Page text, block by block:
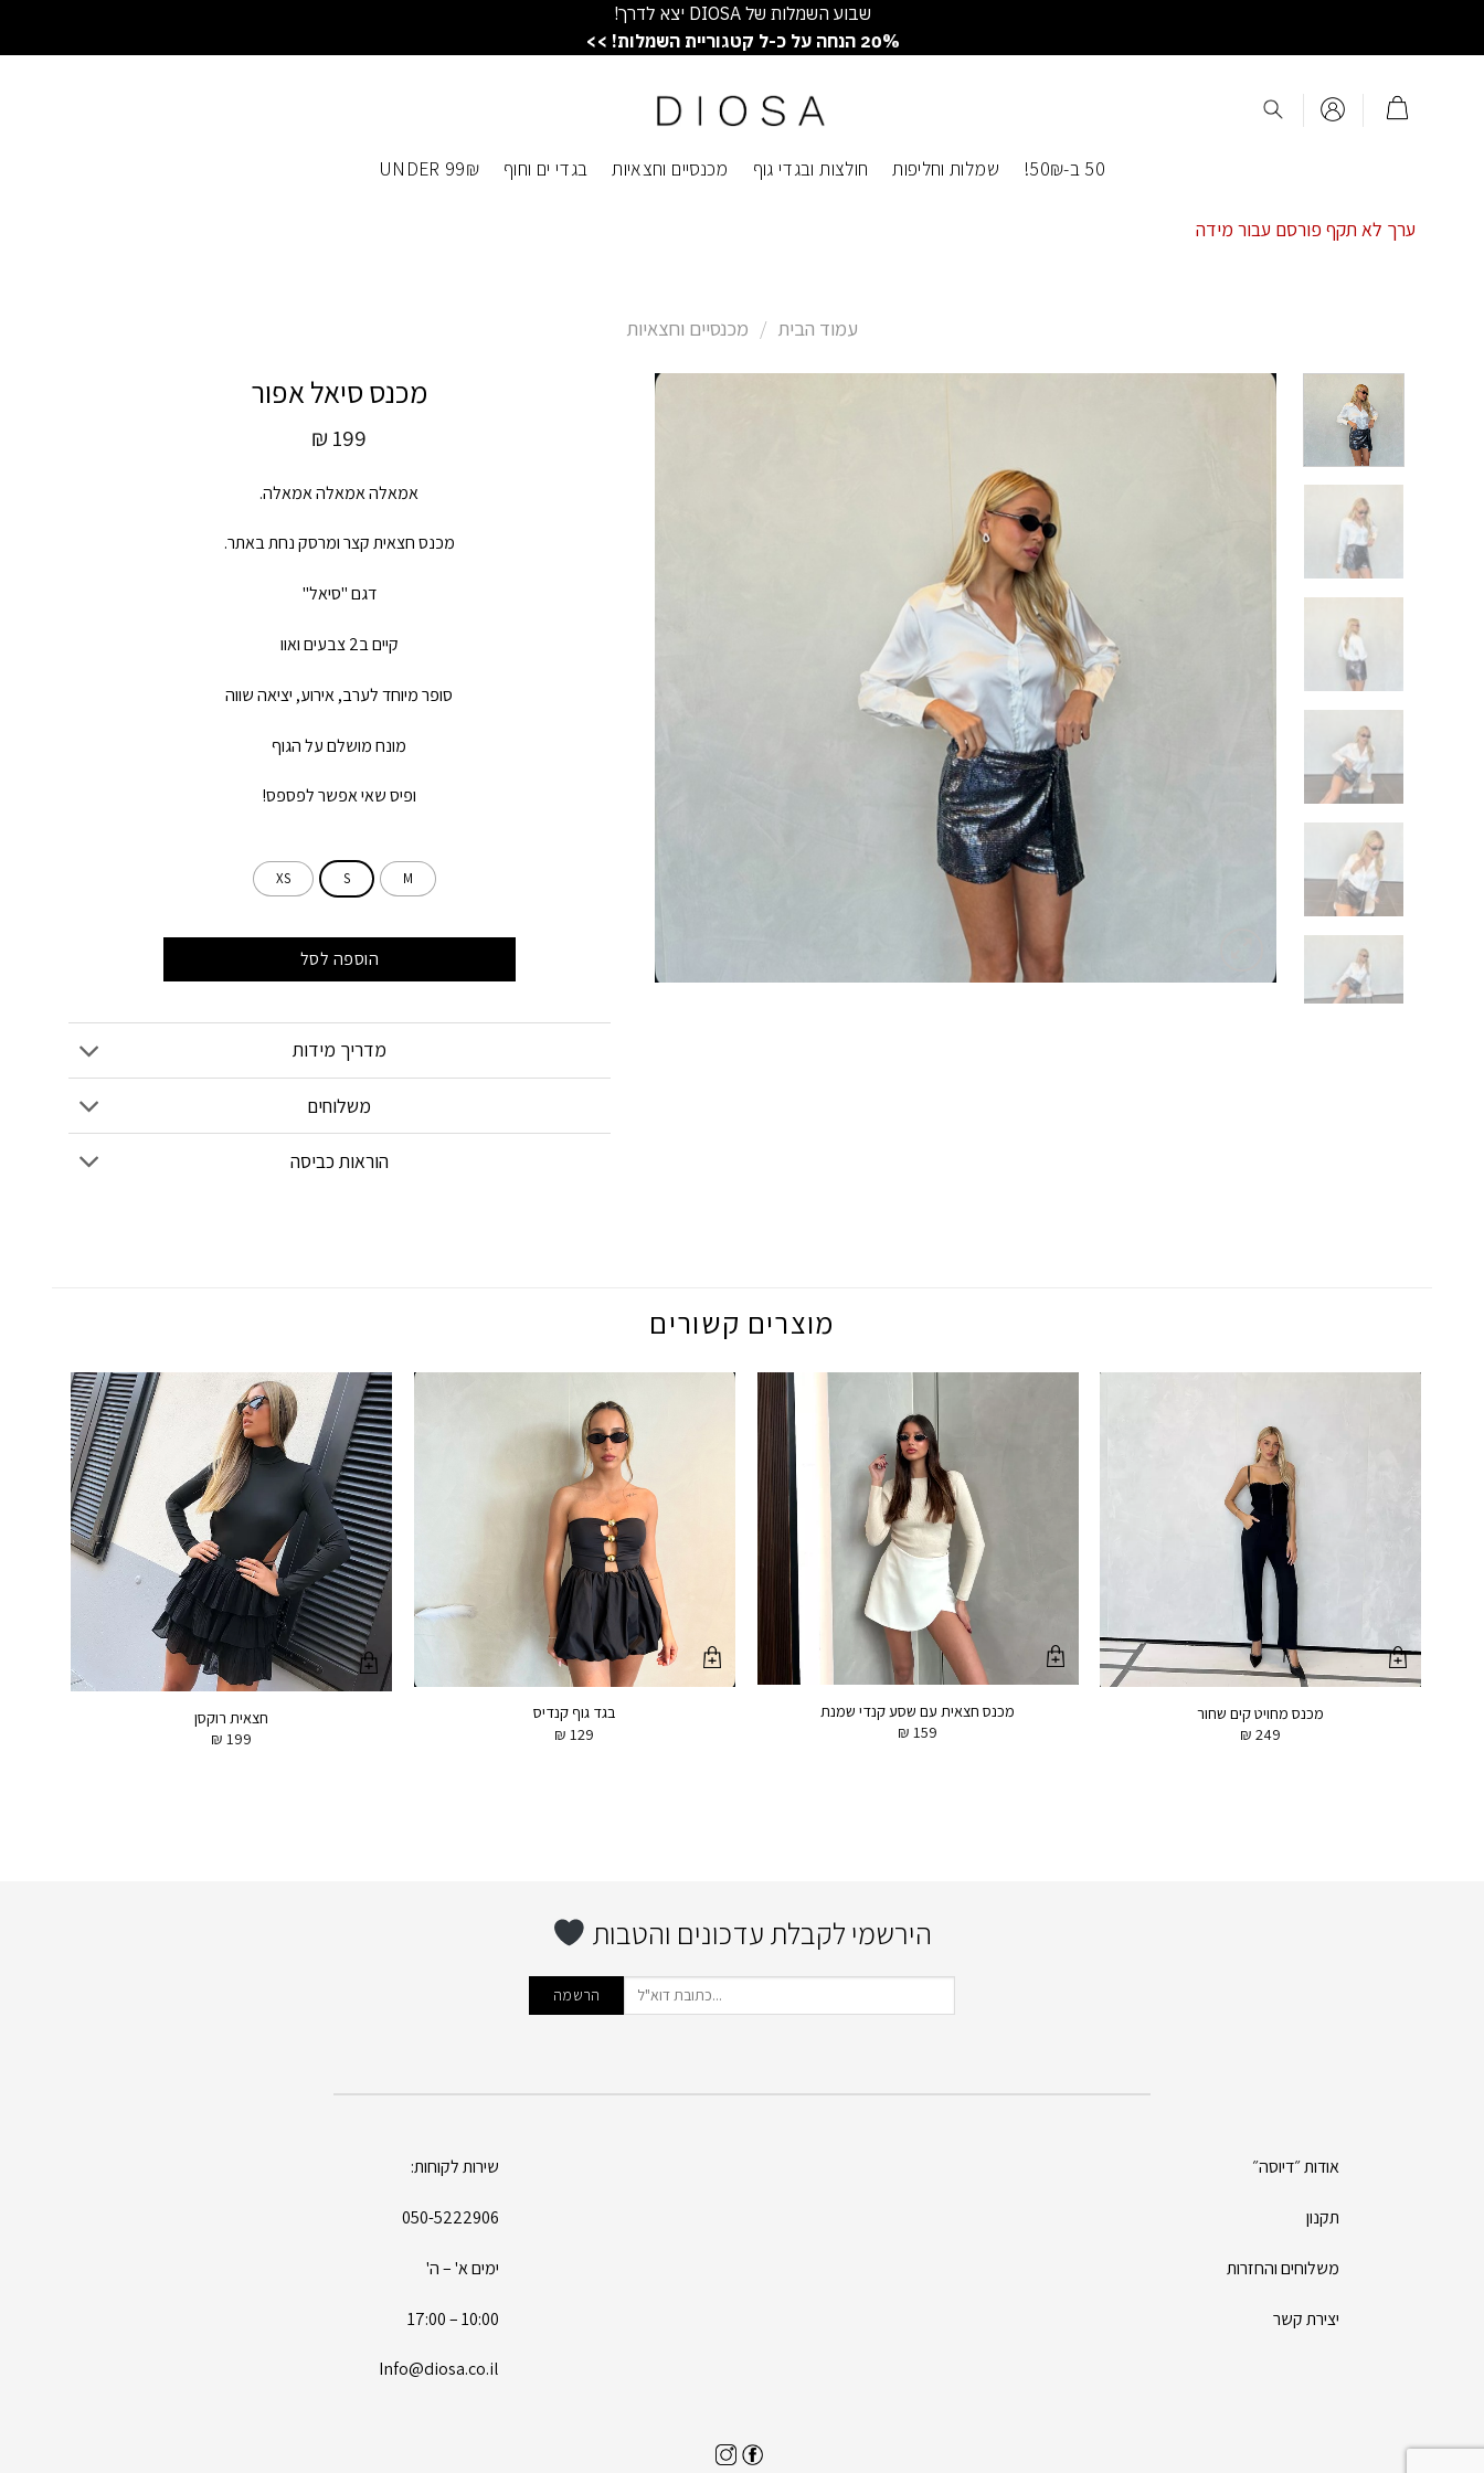
שבוע השמלות של DIOSA יצא לדרך!
20% הנחה על כ-ל קטגוריית השמלות! >>
50 ב-50₪! שמלות וחליפות חולצות ובגדי גוף מכנסיים וחצאיות בגדי ים וחוף UNDER 99₪
ערך לא תקף פורסם עבור מידה
עמוד הבית / מכנסיים וחצאיות
מכנס סיאל אפור
₪ 199
אמאלה אמאלה אמאלה.
מכנס חצאית קצר ומרסק נחת באתר.
דגם "סיאל"
קיים ב2 צבעים ואוו
סופר מיוחד לערב, אירוע, יציאה שווה
מונח מושלם על הגוף
ופיס שאי אפשר לפספס!
M
S
XS
הוספה לסל
מדריך מידות
משלוחים
הוראות כביסה
מוצרים קשורים
מכנס מחויט קים שחור
₪ 249
מכנס חצאית עם שסע קנדי שמנת
₪ 159
בגד גוף קנדיס
₪ 129
חצאית רוקסן
₪ 199
הירשמי לקבלת עדכונים והטבות
אודות ״דיוסה״
תקנון
משלוחים והחזרות
יצירת קשר
שירות לקוחות:
050-5222906
ימים א' – ה'
10:00 – 17:00
Info@diosa.co.il